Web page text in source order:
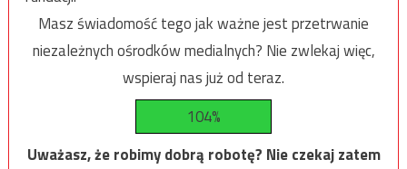
Masz świadomość tego jak ważne jest przetrwanie
niezależnych ośrodków medialnych? Nie zwlekaj więc,
wspieraj nas już od teraz.
104%
Uważasz, że robimy dobrą robotę? Nie czekaj zatem